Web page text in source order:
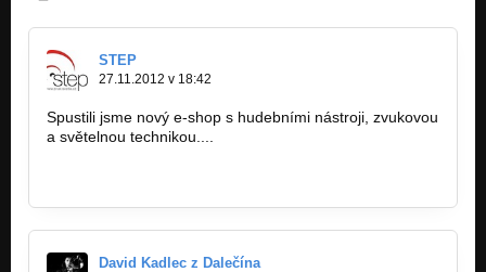
STEP
27.11.2012 v 18:42
Spustili jsme nový e-shop s hudebními nástroji, zvukovou
a světelnou technikou....
David Kadlec z Dalečína